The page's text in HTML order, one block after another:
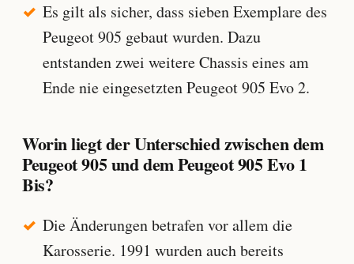
Es gilt als sicher, dass sieben Exemplare des
Peugeot 905 gebaut wurden. Dazu
entstanden zwei weitere Chassis eines am
Ende nie eingesetzten Peugeot 905 Evo 2.
Worin liegt der Unterschied zwischen dem
Peugeot 905 und dem Peugeot 905 Evo 1
Bis?
Die Änderungen betrafen vor allem die
Karosserie. 1991 wurden auch bereits